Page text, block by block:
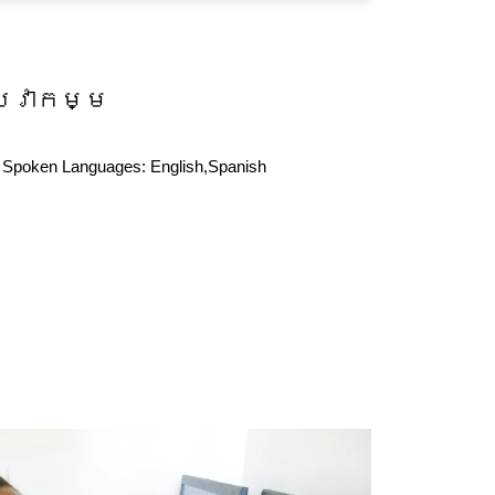
េវាកម្ម
Spoken Languages: English,Spanish